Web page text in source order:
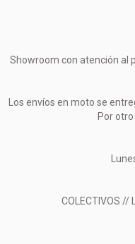
Showroom con atención al
Los envíos en moto se
Por
COLECTIVOS //